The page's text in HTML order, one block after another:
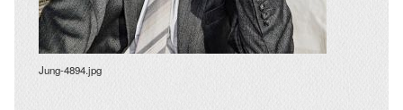
Jung-4894.jpg